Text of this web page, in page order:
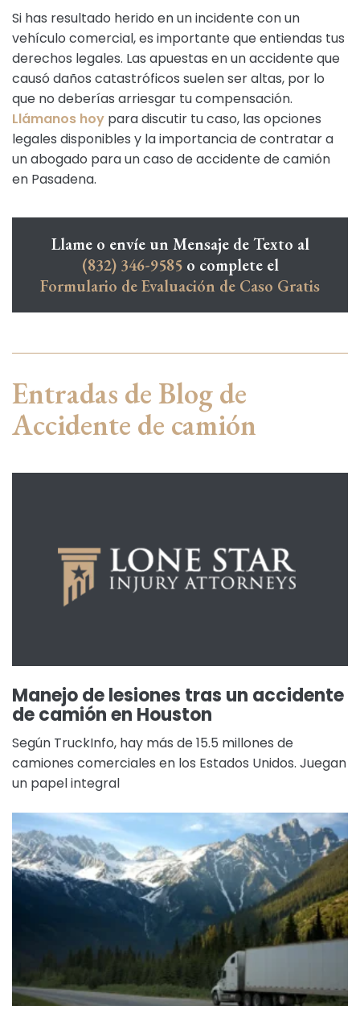
Si has resultado herido en un incidente con un
vehículo comercial, es importante que entiendas tus
derechos legales. Las apuestas en un accidente que
causó daños catastróficos suelen ser altas, por lo
que no deberías arriesgar tu compensación.
Llámanos hoy para discutir tu caso, las opciones
legales disponibles y la importancia de contratar a
un abogado para un caso de accidente de camión
en Pasadena.
Llame o envíe un Mensaje de Texto al
(832) 346-9585o complete el
Formulario de Evaluación de Caso Gratis
Entradas de Blog de
Accidente de camión
Manejo de lesiones tras un accidente
de camión en Houston
Según TruckInfo, hay más de 15.5 millones de
camiones comerciales en los Estados Unidos. Juegan
un papel integral